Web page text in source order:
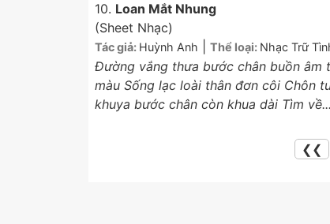
10. Loan Mắt Nhung
(Sheet Nhạc)
Tác giả: Huỳnh Anh Thể loại: Nhạc Trữ
Đường vắng thưa bước chân buồn âm
màu Sống lạc loài thân đơn côi Chôn
khuya bước chân còn khua dài Tìm về...
❮❮